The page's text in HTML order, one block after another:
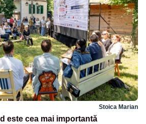
Stoica Marian
este cea mai importantă